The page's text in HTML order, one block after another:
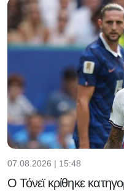
07.08.2026 | 15:48
Ο Τόνεϊ κρίθηκε